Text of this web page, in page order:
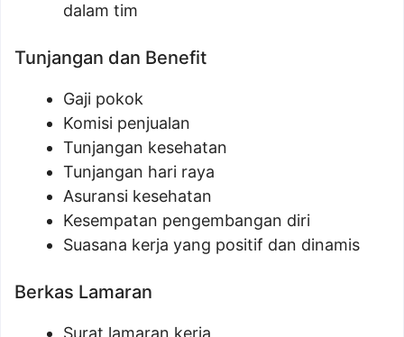
dalam tim
Tunjangan dan Benefit
Gaji pokok
Komisi penjualan
Tunjangan kesehatan
Tunjangan hari raya
Asuransi kesehatan
Kesempatan pengembangan diri
Suasana kerja yang positif dan dinamis
Berkas Lamaran
Surat lamaran kerja